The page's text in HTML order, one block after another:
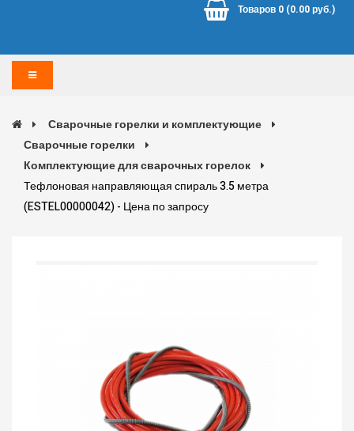
Товаров 0 (0.00 руб.)
Сварочные горелки и комплектующие
Сварочные горелки
Комплектующие для сварочных горелок
Тефлоновая направляющая спираль 3.5 метра
(ESTEL00000042) - Цена по запросу